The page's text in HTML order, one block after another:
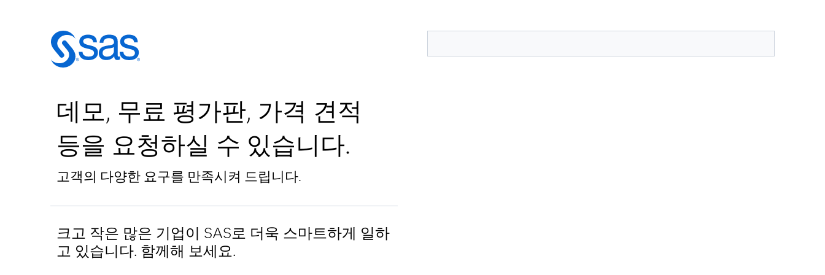
데모, 무료 평가판, 가격 견적
등을 요청하실 수 있습니다.
고객의 다양한 요구를 만족시켜 드립니다.
크고 작은 많은 기업이 SAS로 더욱 스마트하게 일하
고 있습니다. 함께해 보세요.